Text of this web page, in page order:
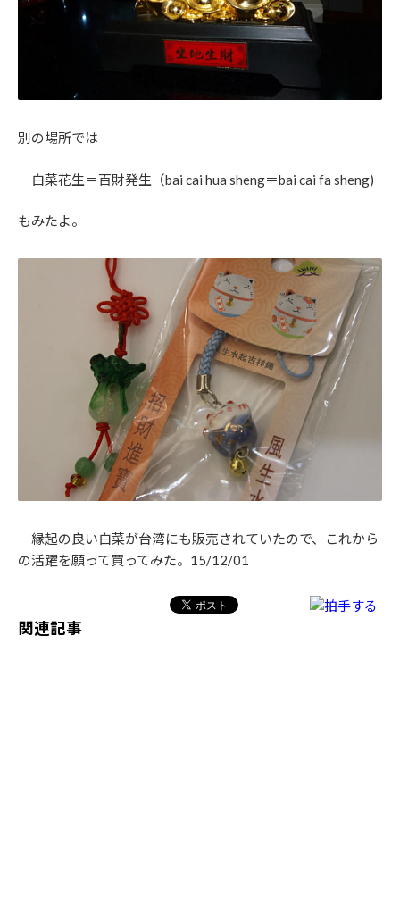
別の場所では
白菜花生＝百財発生（bai cai hua sheng＝bai cai fa sheng)
もみたよ。
縁起の良い白菜が台湾にも販売されていたので、これから
の活躍を願って買ってみた。15/12/01
関連記事